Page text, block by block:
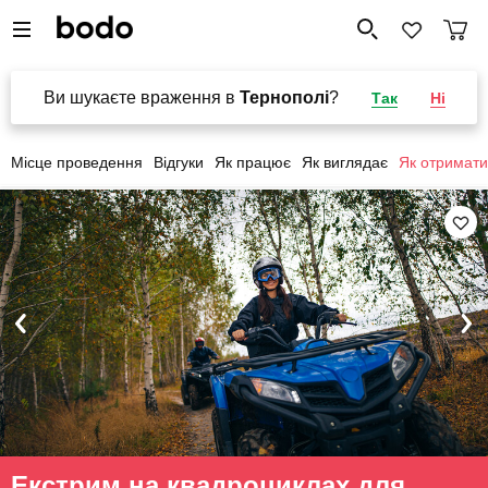
Ви шукаєте враження в Тернополі? Так Ні
Місце проведення Відгуки Як працює Як виглядає Як отримати